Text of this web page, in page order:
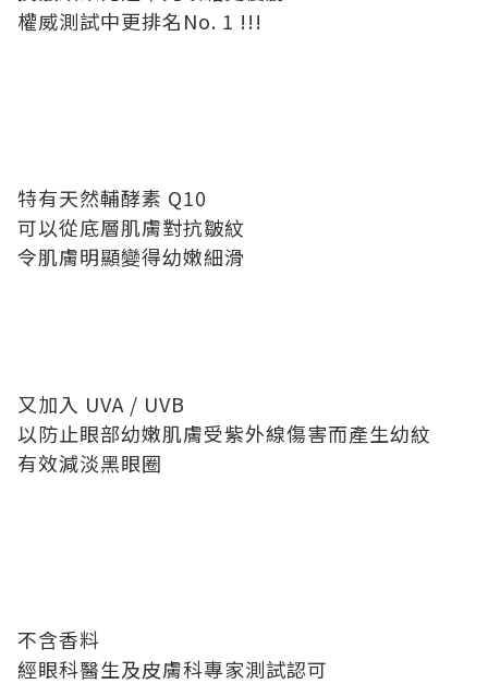
權威測試中更排名No. 1 !!!
特有天然輔酵素 Q10
可以從底層肌膚對抗皺紋
令肌膚明顯變得幼嫩細滑
又加入 UVA / UVB
以防止眼部幼嫩肌膚受紫外線傷害而產生幼紋
有效減淡黑眼圈
不含香料
經眼科醫生及皮膚科專家測試認可